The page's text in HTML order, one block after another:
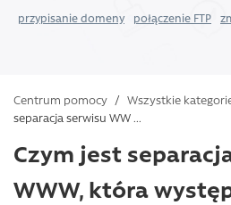
przypisanie domeny
połączenie FTP
Centrum pomocy / Wszystkie
separacja serwisu WW ...
Czym jest
WWW, która